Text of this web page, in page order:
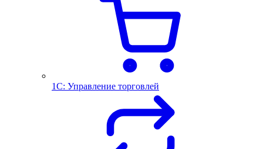
1С: Управление торговлей